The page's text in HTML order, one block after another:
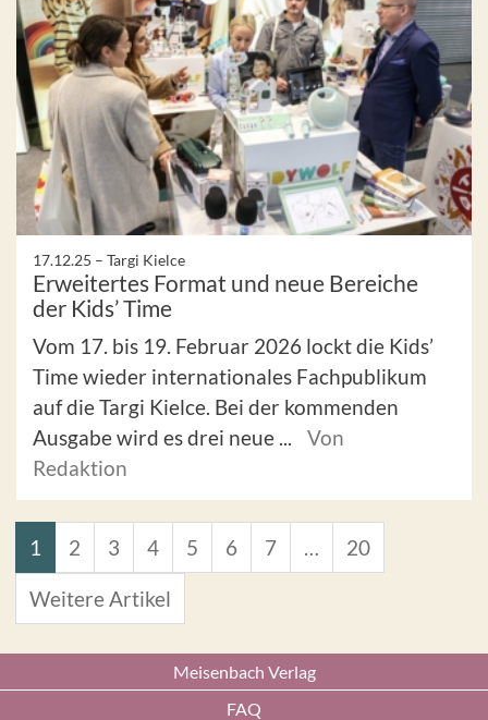
17.12.25 – Targi Kielce
Erweitertes Format und neue Bereiche
der Kids’ Time
Vom 17. bis 19. Februar 2026 lockt die Kids’
Time wieder internationales Fachpublikum
auf die Targi Kielce. Bei der kommenden
Ausgabe wird es drei neue ...
Von
Redaktion
1 2 3 4 5 6 7 … 20
Weitere Artikel
Meisenbach Verlag
FAQ